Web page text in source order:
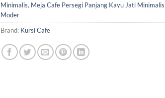
Minimalis, Meja Cafe Persegi Panjang Kayu Jati Minimalis
Moder
Brand: Kursi Cafe